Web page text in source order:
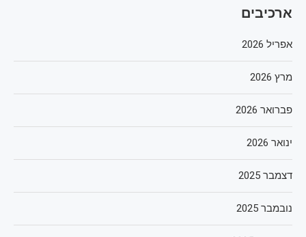
ארכיבים
אפריל 2026
מרץ 2026
פברואר 2026
ינואר 2026
דצמבר 2025
נובמבר 2025